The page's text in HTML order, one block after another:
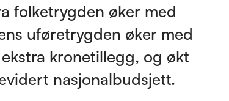
folketrygden øker med
uføretrygden øker med
kronetillegg, og økt
nasjonalbudsjett.